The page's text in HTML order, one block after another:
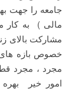
جامعه را جهت
مالی ) به کار
خصوص بازه های
مجرد ، مجرد
امور خیر